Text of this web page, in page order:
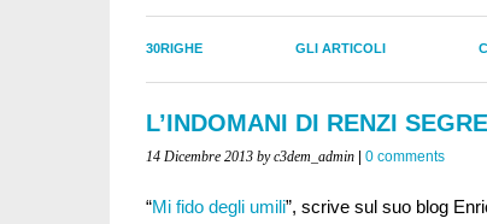
30RIGHE GLI ARTICOLI
L’INDOMANI DI RENZI
14 Dicembre 2013 by c3dem_admin 0 comments
“Mi fido degli umili”, scrive sul suo blog